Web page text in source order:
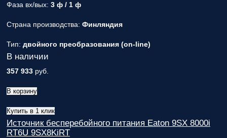
Фаза вх/вых: 3 ф / 1 ф
Страна производства: Финляндия
Тип: двойного преобразования (on-line)
В наличии
357 933 руб.
В корзину
Купить в 1 клик
Источник бесперебойного питания Eaton 9SX 8000i
RT6U 9SX8KiRT